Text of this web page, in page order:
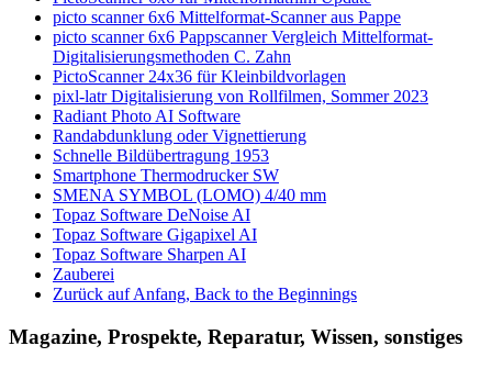
picto scanner 6x6 Mittelformat-Scanner aus Pappe
picto scanner 6x6 Pappscanner Vergleich Mittelformat-
Digitalisierungsmethoden C. Zahn
PictoScanner 24x36 für Kleinbildvorlagen
pixl-latr Digitalisierung von Rollfilmen, Sommer 2023
Radiant Photo AI Software
Randabdunklung oder Vignettierung
Schnelle Bildübertragung 1953
Smartphone Thermodrucker SW
SMENA SYMBOL (LOMO) 4/40 mm
Topaz Software DeNoise AI
Topaz Software Gigapixel AI
Topaz Software Sharpen AI
Zauberei
Zurück auf Anfang, Back to the Beginnings
Magazine, Prospekte, Reparatur, Wissen, sonstiges